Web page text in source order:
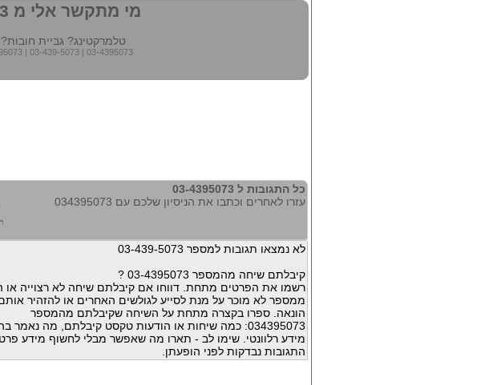
מי מתקשר אלי מ 03-4395073?
טלמרקטינג? גביית
| 03-439-5073 | 03-4395073
כל התגובות ל 03-4395073
עזרו לאחרים וכתבו את הניסיון שלכם עם 034395073
לא נמצאו תגובות למספר 03-439-5073
קיבלתם שיחה מהמספר 03-4395073 ?
רשמו את הפרטים מתחת. דווחו אם קיבלתם שיחה לא רצוייה או
ממספר לא מוכר על מנת לסייע לגולשים האחרים או להזהיר
הונאה. ספרו בקצרה מתחת על השיחה שקיבלתם מהמספר
034395073: כמה שיחות או הודעות טקסט קיבלתם, מה נאמר
מידע רלוונטי. שימו לב - תארו מה שאפשר מבלי לחשוף מידע
התגובות נבדקות לפני הופעתן.